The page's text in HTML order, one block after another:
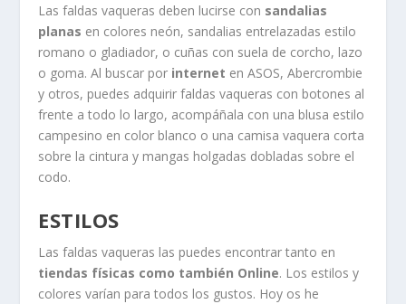
Las faldas vaqueras deben lucirse con sandalias
planas en colores neón, sandalias entrelazadas estilo
romano o gladiador, o cuñas con suela de corcho, lazo
o goma. Al buscar por internet en ASOS, Abercrombie
y otros, puedes adquirir faldas vaqueras con botones al
frente a todo lo largo, acompáñala con una blusa estilo
campesino en color blanco o una camisa vaquera corta
sobre la cintura y mangas holgadas dobladas sobre el
codo.
ESTILOS
Las faldas vaqueras las puedes encontrar tanto en
tiendas físicas como también Online. Los estilos y
colores varían para todos los gustos. Hoy os he